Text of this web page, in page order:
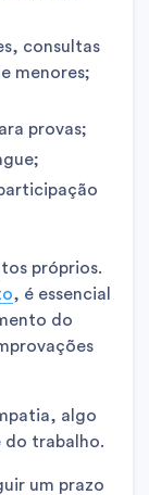
consultas
menores;
provas;
próprios.
, é essencial
do
algo
do trabalho.
um prazo